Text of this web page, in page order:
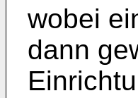
wobei
dann